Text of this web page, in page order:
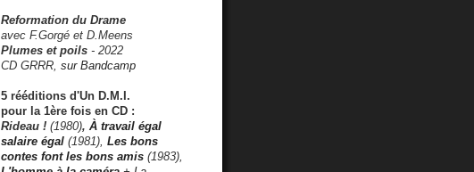
Reformation du Drame
avec F.Gorgé et D.Meens
Plumes et poils - 2022
CD GRRR, sur Bandcamp
5 rééditions d'Un D.M.I.
pour la 1ère fois en CD :
Rideau ! (1980), À travail égal
salaire égal (1981), Les bons
contes font les bons amis (1983),